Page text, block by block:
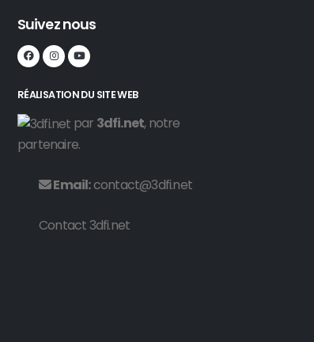
Suivez nous
RÉALISATION DU SITE WEB
par 3dfi.net, notre
partenaire.
Email:contact@3dfi.net
Contact 3dfi.net